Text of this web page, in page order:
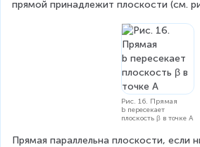
прямой принадлежит плоскости (см.
Рис. 16. Прямая
b пересекает
плоскость β в точке A
Прямая параллельна плоскости, если